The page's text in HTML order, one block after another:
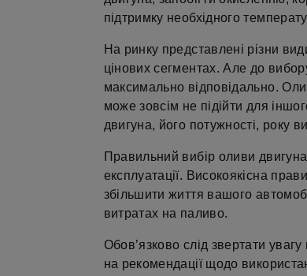
підтримку необхідного
На ринку представлені різни
цінових сегментах. Але до
максимально відповідально.
може зовсім не підійти для
двигуна, його потужності, року
Правильний вибір оливи
експлуатації. Високоякісна
збільшити життя вашого
витратах на паливо.
Обов’язково слід звертати
на рекомендації щодо